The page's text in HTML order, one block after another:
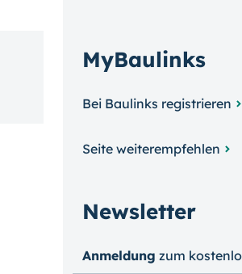
MyBaulinks
Bei Baulinks registrieren
Seite weiterempfehlen
Newsletter
Anmeldung zum